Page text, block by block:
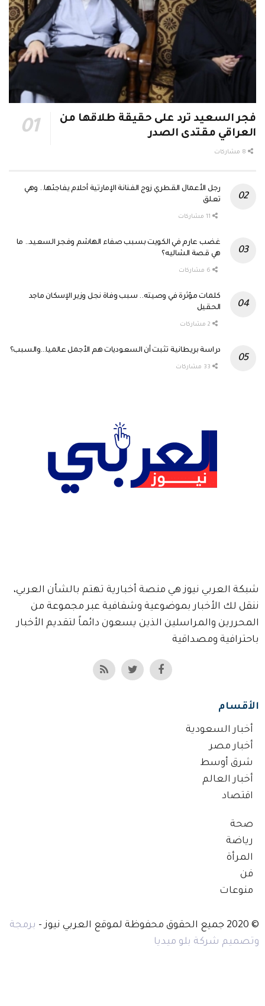
فجر السعيد ترد على حقيقة طلاقها من
العراقي مقتدى الصدر
رجل الأعمال القطري زوج الفنانة الإمارتية أحلام يفاجئها.. وهي
تعلق
غضب عارم في الكويت بسبب صفاء الهاشم وفجر السعيد.. ما
هي قصة الشاليه؟
كلمات مؤثرة في وصيته.. سبب وفاة نجل وزير الإسكان ماجد
الحقيل
دراسة بريطانية تثبت أن السعوديات هم الأجمل عالميا…والسبب؟
شبكة العربي نيوز هي منصة أخبارية تهتم بالشأن العربي،
ننقل لك الأخبار بموضوعية وشفافية عبر مجموعة من
المحررين والمراسلين الذين يسعون دائماً لتقديم الأخبار
باحترافية ومصداقية
الأقسام
أخبار السعودية
أخبار مصر
شرق أوسط
أخبار العالم
اقتصاد
صحة
رياضة
المرأة
فن
منوعات
© 2020 جميع الحقوق محفوظة لموقع العربي نيوز -
برمجة
وتصميم شركة بلو ميديا